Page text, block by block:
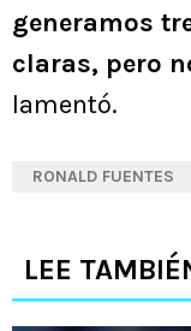
generamos
claras, pero
lamentó.
RONALD FUENTES
LEE